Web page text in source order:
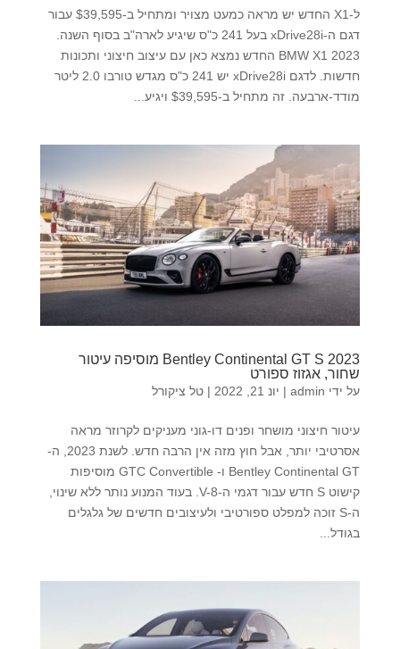
ל-X1 החדש יש מראה כמעט מצויר ומתחיל ב-$39,595 עבור
דגם ה-xDrive28i בעל 241 כ"ס שיגיע לארה"ב בסוף השנה.
BMW X1 2023 החדש נמצא כאן עם עיצוב חיצוני ותכונות
חדשות. לדגם xDrive28i יש 241 כ"ס מגדש טורבו 2.0 ליטר
מודד-ארבעה. זה מתחיל ב-$39,595 ויגיע...
2023 Bentley Continental GT S מוסיפה עיטור
שחור, אגזוז ספורט
על ידי admin
| יונ 21, 2022 | טל ציקורל
עיטור חיצוני מושחר ופנים דו-גוני מעניקים לקרוזר מראה
אסרטיבי יותר, אבל חוץ מזה אין הרבה חדש. לשנת 2023, ה-
Bentley Continental GT ו- GTC Convertible מוסיפות
קישוט S חדש עבור דגמי ה-V-8. בעוד המנוע נותר ללא שינוי,
ה-S זוכה למפלט ספורטיבי ולעיצובים חדשים של גלגלים
בגודל...